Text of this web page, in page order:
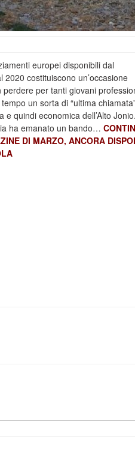
europei disponibili dal
2020 costituiscono un’occasione
perdere per tanti giovani
un sorta di “ultima
e quindi economica dell’Alto
ha emanato un bando…
DI MARZO, ANCORA